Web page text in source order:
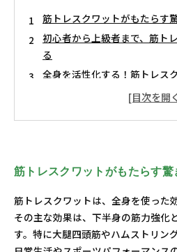
筋トレスクワットがもたらす
初心者から上級者まで、筋ト
る
全身を活性化する！筋トレス
維持の秘訣
あなたのボディメイクを加速
の実践ガイド
筋トレスクワットがもたらす驚
筋トレスクワットは、全身を使った
その主な効果は、下半身の筋力強化
す。特に大腿四頭筋やハムストリン